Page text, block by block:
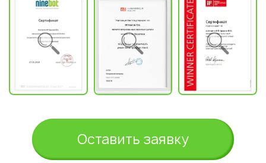
Оставить заявку